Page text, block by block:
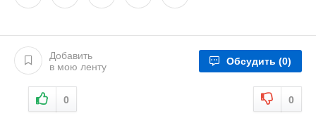
Добавить
в мою ленту
Обсудить (0)
0 0